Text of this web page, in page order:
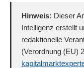
Hinweis: Dieser
Intelligenz erstellt
redaktionelle
(Verordnung (EU)